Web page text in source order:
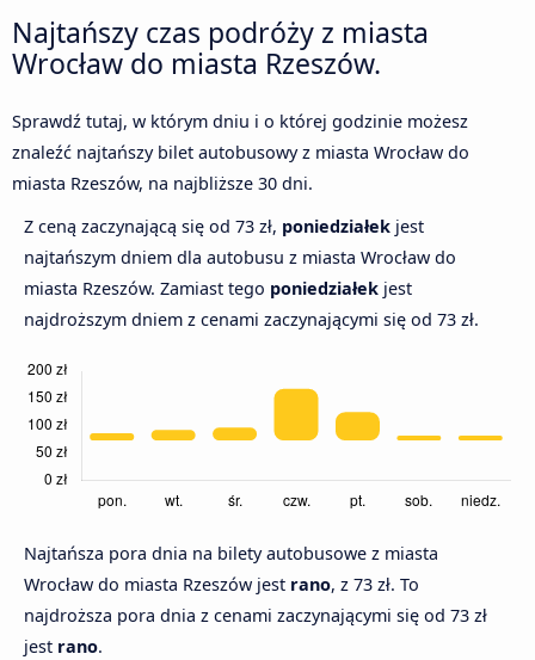
Najtańszy czas podróży z miasta
Wrocław do miasta Rzeszów.
Sprawdź tutaj, w którym dniu i o której godzinie możesz
znaleźć najtańszy bilet autobusowy z miasta Wrocław do
miasta Rzeszów, na najbliższe 30 dni.
Z ceną zaczynającą się od 73 zł, poniedziałek jest
najtańszym dniem dla autobusu z miasta Wrocław do
miasta Rzeszów. Zamiast tego poniedziałek jest
najdroższym dniem z cenami zaczynającymi się od 73 zł.
Najtańsza pora dnia na bilety autobusowe z miasta
Wrocław do miasta Rzeszów jest rano, z 73 zł. To
najdroższa pora dnia z cenami zaczynającymi się od 73 zł
jest rano.